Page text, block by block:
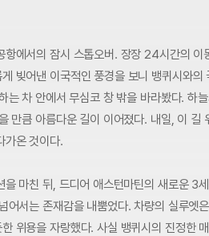
에서의 잠시 스톱오버. 장장 24시간의 이
빚어낸 이국적인 풍경을 보니 뱅퀴시와의
는 차 안에서 무심코 창 밖을 바라봤다. 하
만큼 아름다운 길이 이어졌다. 내일, 이 길
가온 것이다.
마친 뒤, 드디어 애스턴마틴의 새로운 3세
어서는 존재감을 내뿜었다. 차량의 실루엣
위용을 자랑했다. 사실 뱅퀴시의 진정한